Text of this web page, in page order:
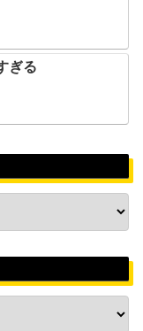
ぎる